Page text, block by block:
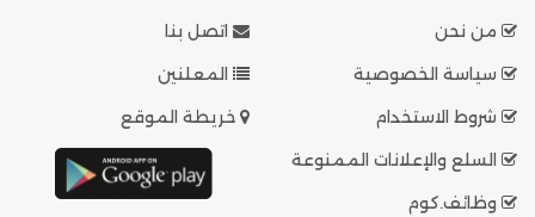
من نحن
سياسة الخصوصية
شروط الاستخدام
السلع والإعلانات الممنوعة
وظائف.كوم
اتصل بنا
المعلنين
خريطة الموقع